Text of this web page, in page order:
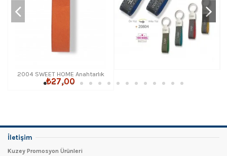
2004 SWEET HOME Anahtarlık
₺27,00
İletişim
Kuzey Promosyon Ürünleri